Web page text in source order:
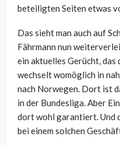
beteiligten Seiten etwas
Das sieht man auch auf
Fährmann nun
ein aktuelles Gerücht, das
wechselt womöglich in
nach Norwegen. Dort ist
in der Bundesliga. Aber
dort wohl garantiert. Und
bei einem solchen